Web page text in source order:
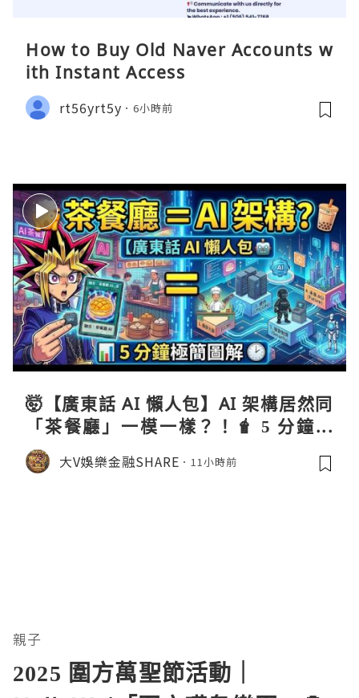
How to Buy Old Naver Accounts w
ith Instant Access
rt56yrt5y 6小時前
🤯【廣東話 AI 懶人包】AI 架構居然同
「茶餐廳」一模一樣？！🧋 5 分鐘極
簡圖解 ⏱️
大V娛樂金融SHARE 11小時前
親子
2025 圍方萬聖節活動｜